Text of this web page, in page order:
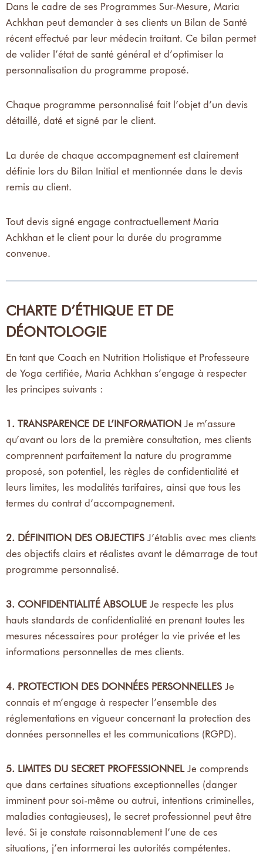
Dans le cadre de ses Programmes Sur-Mesure, Maria
Achkhan peut demander à ses clients un Bilan de Santé
récent effectué par leur médecin traitant. Ce bilan permet
de valider l’état de santé général et d’optimiser la
personnalisation du programme proposé.
Chaque programme personnalisé fait l’objet d’un devis
détaillé, daté et signé par le client.
La durée de chaque accompagnement est clairement
définie lors du Bilan Initial et mentionnée dans le devis
remis au client.
Tout devis signé engage contractuellement Maria
Achkhan et le client pour la durée du programme
convenue.
CHARTE D’ÉTHIQUE ET DE
DÉONTOLOGIE
En tant que Coach en Nutrition Holistique et Professeure
de Yoga certifiée, Maria Achkhan s’engage à respecter
les principes suivants :
1. TRANSPARENCE DE L’INFORMATION Je m’assure
qu’avant ou lors de la première consultation, mes clients
comprennent parfaitement la nature du programme
proposé, son potentiel, les règles de confidentialité et
leurs limites, les modalités tarifaires, ainsi que tous les
termes du contrat d’accompagnement.
2. DÉFINITION DES OBJECTIFS J’établis avec mes clients
des objectifs clairs et réalistes avant le démarrage de tout
programme personnalisé.
3. CONFIDENTIALITÉ ABSOLUE Je respecte les plus
hauts standards de confidentialité en prenant toutes les
mesures nécessaires pour protéger la vie privée et les
informations personnelles de mes clients.
4. PROTECTION DES DONNÉES PERSONNELLES Je
connais et m’engage à respecter l’ensemble des
réglementations en vigueur concernant la protection des
données personnelles et les communications (RGPD).
5. LIMITES DU SECRET PROFESSIONNELJe comprends
que dans certaines situations exceptionnelles (danger
imminent pour soi-même ou autrui, intentions criminelles,
maladies contagieuses), le secret professionnel peut être
levé. Si je constate raisonnablement l’une de ces
situations, j’en informerai les autorités compétentes.